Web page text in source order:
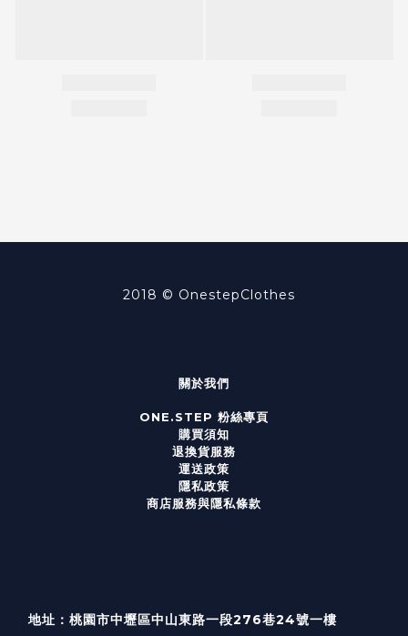
2018 © OnestepClothes
關於我們
ONE.STEP 粉絲專頁
購買須知
退換貨服務
運送政策
隱私政策
商店服務與隱私條款
地址：桃園市中壢區中山東路一段276巷24號一樓